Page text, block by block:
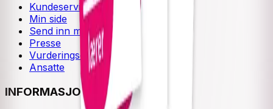
Kundeservice
Min side
Send inn manus
Presse
Vurderingseksemplar
Ansatte
INFORMASJON